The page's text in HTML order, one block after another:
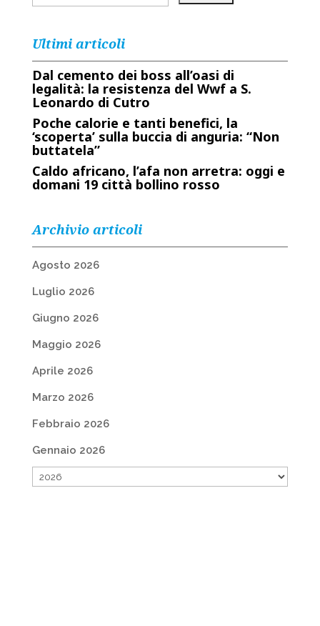
Ultimi articoli
Dal cemento dei boss all’oasi di
legalità: la resistenza del Wwf a S.
Leonardo di Cutro
Poche calorie e tanti benefici, la
‘scoperta’ sulla buccia di anguria: “Non
buttatela”
Caldo africano, l’afa non arretra: oggi e
domani 19 città bollino rosso
Archivio articoli
Agosto 2026
Luglio 2026
Giugno 2026
Maggio 2026
Aprile 2026
Marzo 2026
Febbraio 2026
Gennaio 2026